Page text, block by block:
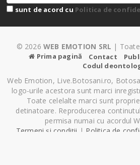
sunt de acord cu Politica de
© 2026 WEB EMOTION SRL |
Prima pagină Contact
Codul
Web Emotion, Live.Botosani.ro,
logo-urile acestora sunt marci
Toate celelalte marci sunt
detinatoare. Reproducerea
permisa numai cu acordul
Termeni și condiții | Politica de